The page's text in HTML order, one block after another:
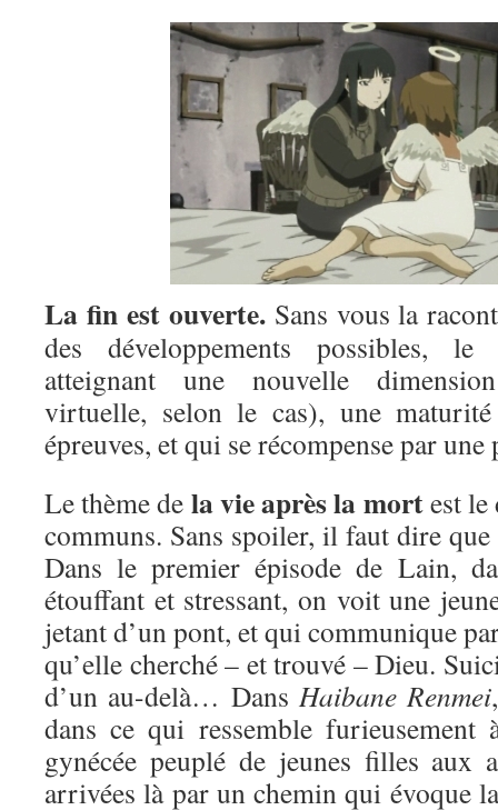
La fin est ouverte.Sans vous la
des développements possibles, le
atteignant une nouvelle
virtuelle, selon le cas), une
épreuves, et qui se récompense par
Le thème de la vie après la mortest le
communs. Sans spoiler, il faut dire que
Dans le premier épisode de Lain,
étouffant et stressant, on voit une
jetant d’un pont, et qui communique
qu’elle cherché – et trouvé – Dieu.
d’un au-delà… Dans Haibane Renmei
dans ce qui ressemble furieusement
gynécée peuplé de jeunes filles aux
arrivées là par un chemin qui évoque